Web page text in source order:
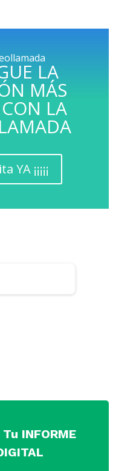
LA
MÁS
LA
YA ¡¡¡¡¡
INFORME